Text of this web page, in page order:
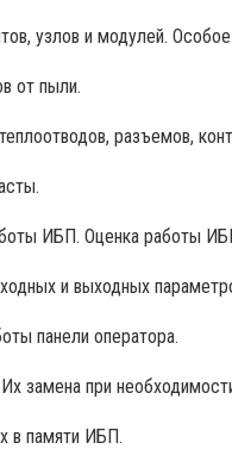
узлов и модулей.
от пыли.
разъемов,
ИБП. Оценка работы
и выходных
панели оператора.
замена при
в памяти ИБП.